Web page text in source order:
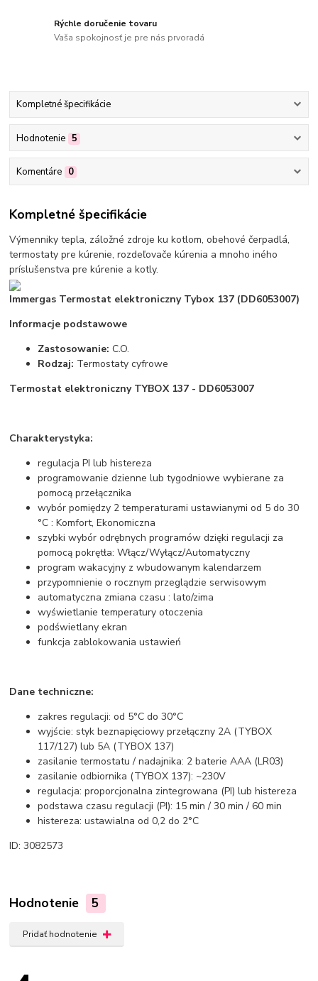
Rýchle doručenie tovaru
Vaša spokojnosť je pre nás prvoradá
Kompletné špecifikácie
Hodnotenie 5
Komentáre 0
Kompletné špecifikácie
Výmenniky tepla, záložné zdroje ku kotlom, obehové čerpadlá,
termostaty pre kúrenie, rozdeľovače kúrenia a mnoho iného
príslušenstva pre kúrenie a kotly.
Immergas Termostat elektroniczny Tybox 137 (DD6053007)
Informacje podstawowe
Zastosowanie: C.O.
Rodzaj: Termostaty cyfrowe
Termostat elektroniczny TYBOX 137 - DD6053007
Charakterystyka:
regulacja PI lub histereza
programowanie dzienne lub tygodniowe wybierane za
pomocą przełącznika
wybór pomiędzy 2 temperaturami ustawianymi od 5 do 30
°C : Komfort, Ekonomiczna
szybki wybór odrębnych programów dzięki regulacji za
pomocą pokrętła: Włącz/Wyłącz/Automatyczny
program wakacyjny z wbudowanym kalendarzem
przypomnienie o rocznym przeglądzie serwisowym
automatyczna zmiana czasu : lato/zima
wyświetlanie temperatury otoczenia
podświetlany ekran
funkcja zablokowania ustawień
Dane techniczne:
zakres regulacji: od 5°C do 30°C
wyjście: styk beznapięciowy przełączny 2A (TYBOX
117/127) lub 5A (TYBOX 137)
zasilanie termostatu / nadajnika: 2 baterie AAA (LR03)
zasilanie odbiornika (TYBOX 137): ~230V
regulacja: proporcjonalna zintegrowana (PI) lub histereza
podstawa czasu regulacji (PI): 15 min / 30 min / 60 min
histereza: ustawialna od 0,2 do 2°C
ID: 3082573
Hodnotenie 5
Pridať hodnotenie